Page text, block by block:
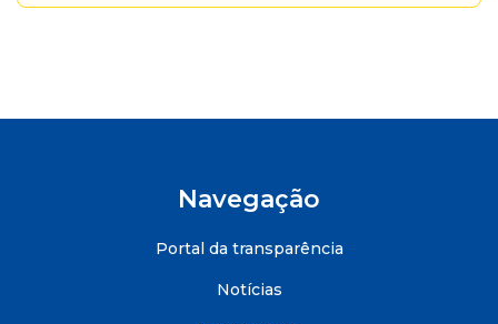
Navegação
Portal da transparência
Notícias